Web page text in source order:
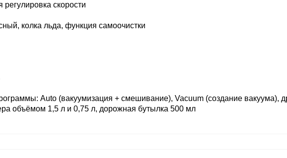
скорости
колка льда, функция самоочистки
Auto (вакуумизация + смешивание), Vacuum (создание вакуума),
объёмом 1,5 л и 0,75 л, дорожная бутылка 500 мл